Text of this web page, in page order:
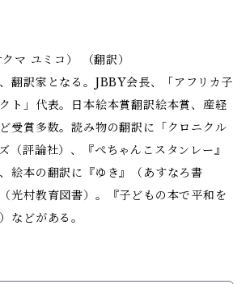
マ ユミコ） （翻訳）
翻訳家となる。JBBY会長、「アフリカ子
ト」代表。日本絵本賞翻訳絵本賞、産経
受賞多数。読み物の翻訳に「クロニクル
（評論社）、『ぺちゃんこスタンレー』
絵本の翻訳に『ゆき』（あすなろ書
光村教育図書）。『子どもの本で平和を
などがある。